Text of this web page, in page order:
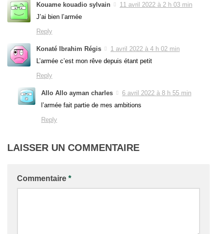
Kouame kouadio sylvain
11 avril 2022 à 2 h 03 min
J’ai bien l’armée
Reply
Konaté Ibrahim Régis
1 avril 2022 à 4 h 02 min
L’armée c’est mon rêve depuis étant petit
Reply
Allo Allo ayman charles
6 avril 2022 à 8 h 55 min
l’armée fait partie de mes ambitions
Reply
LAISSER UN COMMENTAIRE
Commentaire *